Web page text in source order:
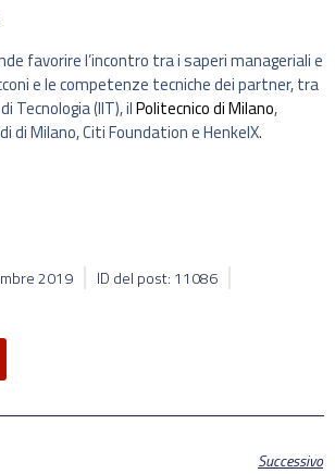
favorire l’incontro tra i saperi manageriali e
e le competenze tecniche dei partner, tra
Tecnologia (IIT), ilPolitecnico di Milano,
di Milano, Citi Foundation e HenkelX.
2019
ID del post: 11086
Successivo